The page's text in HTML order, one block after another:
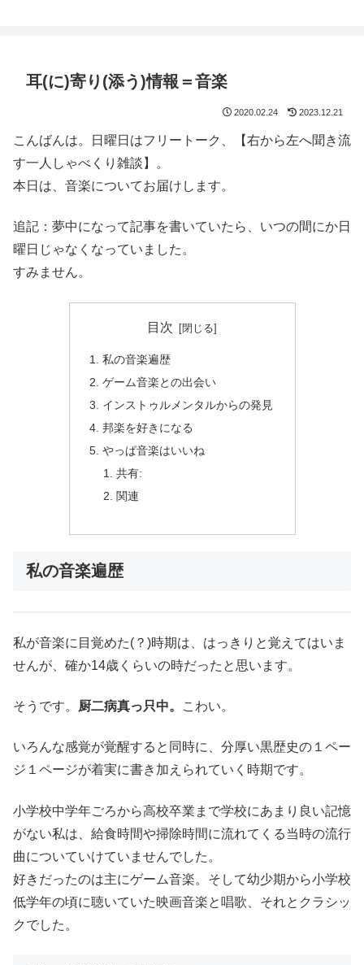
耳(に)寄り(添う)情報＝音楽
2020.02.24 2023.12.21
こんばんは。日曜日はフリートーク、【右から左へ聞き流
す一人しゃべくり雑談】。
本日は、音楽についてお届けします。
追記：夢中になって記事を書いていたら、いつの間にか日
曜日じゃなくなっていました。
すみません。
目次
私の音楽遍歴
ゲーム音楽との出会い
インストゥルメンタルからの発見
邦楽を好きになる
やっぱ音楽はいいね
共有:
関連
私の音楽遍歴
私が音楽に目覚めた(？)時期は、はっきりと覚えてはいま
せんが、確か14歳くらいの時だったと思います。
そうです。 厨二病真っ只中。 こわい。
いろんな感覚が覚醒すると同時に、分厚い黒歴史の１ペー
ジ１ページが着実に書き加えられていく時期です。
小学校中学年ごろから高校卒業まで学校にあまり良い記憶
がない私は、給食時間や掃除時間に流れてくる当時の流行
曲についていけていませんでした。
好きだったのは主にゲーム音楽。そして幼少期から小学校
低学年の頃に聴いていた映画音楽と唱歌、それとクラシッ
クでした。